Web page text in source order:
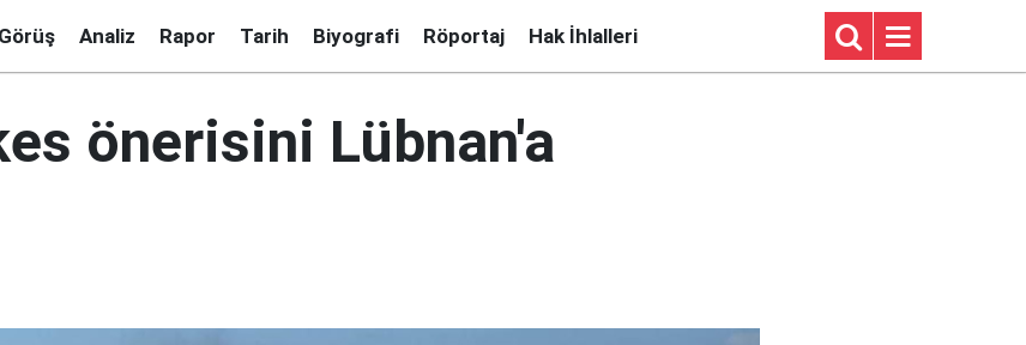
Görüş Analiz Rapor Tarih Biyografi Röportaj Hak İhlalleri
önerisini Lübnan'a